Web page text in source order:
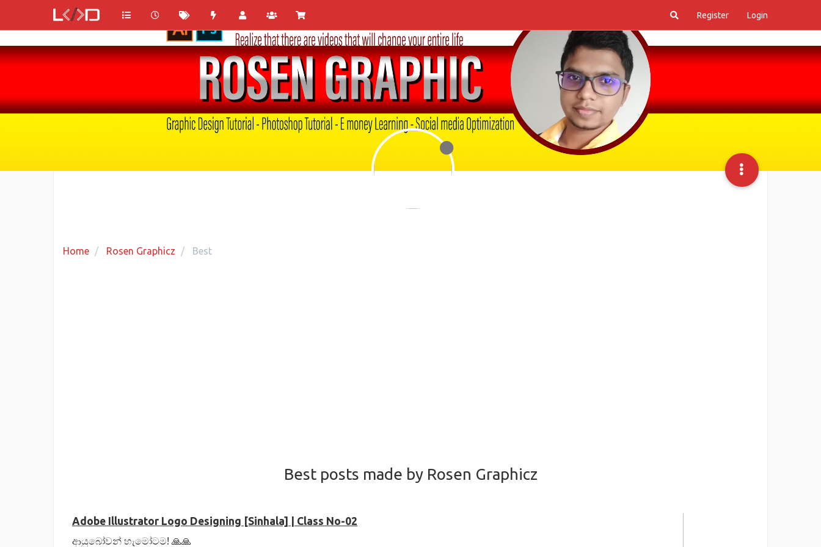
Register Login
Home Rosen Graphicz Best
Best posts made by Rosen Graphicz
Adobe Illustrator Logo Designing [Sinhala] | Class No-02
ආයුබෝවන් හැමෝටම! 🙏🙏